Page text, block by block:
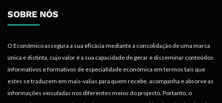
SOBRE NÓS
O Económico assegura a sua eficácia mediante a consolidação de uma marca
única e distinta, cujo valor é a sua capacidade de gerar e disseminar conteúdos
informativos e formativos de especialidade económica em termos tais que
estes se traduzem em mais-valias para quem recebe, acompanha e absorve as
informações veiculadas nos diferentes meios do projecto. Portanto, o